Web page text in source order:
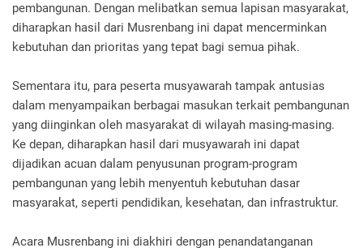
pembangunan. Dengan melibatkan semua lapisan masyarakat,
diharapkan hasil dari Musrenbang ini dapat mencerminkan
kebutuhan dan prioritas yang tepat bagi semua pihak.
Sementara itu, para peserta musyawarah tampak antusias
dalam menyampaikan berbagai masukan terkait pembangunan
yang diinginkan oleh masyarakat di wilayah masing-masing.
Ke depan, diharapkan hasil dari musyawarah ini dapat
dijadikan acuan dalam penyusunan program-program
pembangunan yang lebih menyentuh kebutuhan dasar
masyarakat, seperti pendidikan, kesehatan, dan infrastruktur.
Acara Musrenbang ini diakhiri dengan penandatanganan